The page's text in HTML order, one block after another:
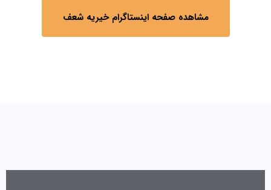
مشاهده صفحه اینستاگرام خیریه شعف